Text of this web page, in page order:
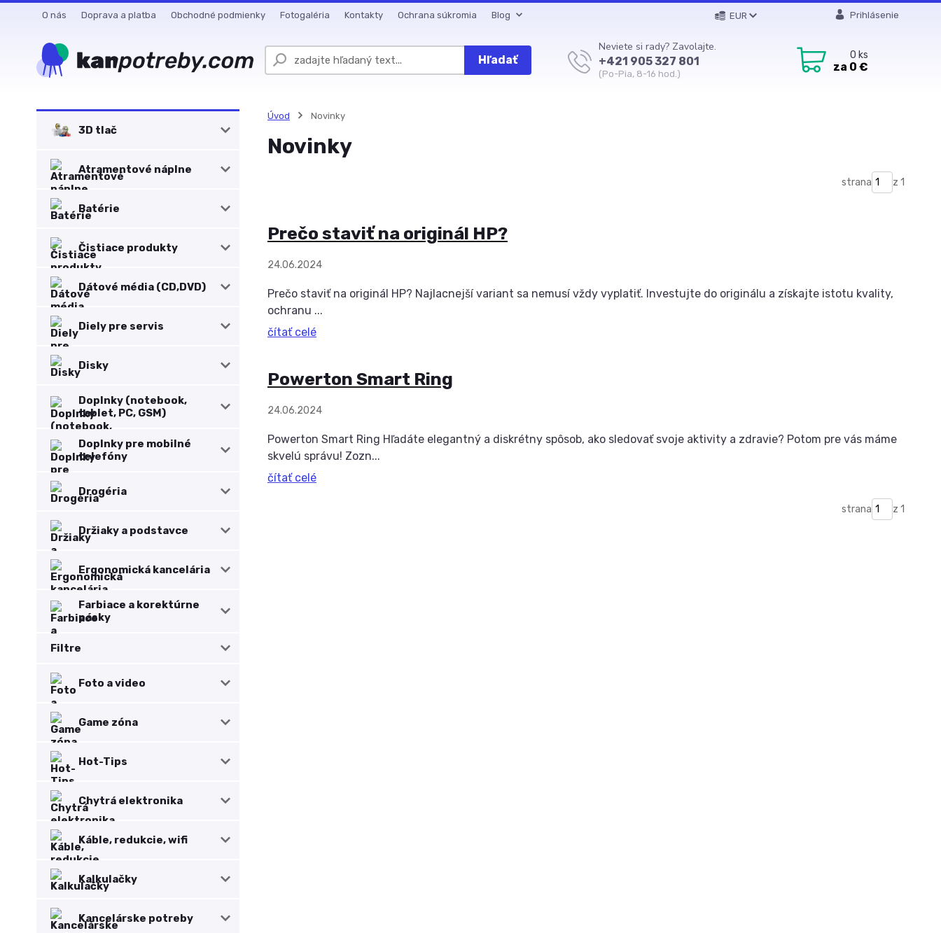
O nás Doprava a platba Obchodné podmienky Fotogaléria Kontakty Ochrana súkromia Blog EUR Prihlásenie
Hľadať
Neviete si rady? Zavolajte.
+421 905 327 801
(Po-Pia, 8-16 hod.)
0 ks
za 0 €
3D tlač
Atramentové náplne
Batérie
Čistiace produkty
Dátové média (CD,DVD)
Diely pre servis
Disky
Doplnky (notebook,
tablet, PC, GSM)
Doplnky pre mobilné
telefóny
Drogéria
Držiaky a podstavce
Ergonomická kancelária
Farbiace a korektúrne
pásky
Filtre
Foto a video
Game zóna
Hot-Tips
Chytrá elektronika
Káble, redukcie, wifi
Kalkulačky
Kancelárske potreby
Úvod Novinky
Novinky
strana z 1
Prečo staviť na originál HP?
24.06.2024
Prečo staviť na originál HP? Najlacnejší variant sa nemusí vždy vyplatiť. Investujte do originálu a získajte istotu kvality,
ochranu ...
čítať celé
Powerton Smart Ring
24.06.2024
Powerton Smart Ring Hľadáte elegantný a diskrétny spôsob, ako sledovať svoje aktivity a zdravie? Potom pre vás máme
skvelú správu! Zozn...
čítať celé
strana z 1